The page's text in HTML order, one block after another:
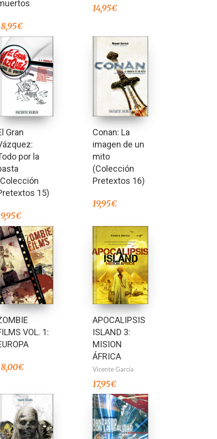
€
14,95€
Gran
por la
15)
€
Conan: La
imagen de un
mito
(Colección
Pretextos 16)
19,95€
VOL. 1:
€
APOCALIPSIS
ISLAND 3:
MISION
ÁFRICA
Vicente García
17,95€